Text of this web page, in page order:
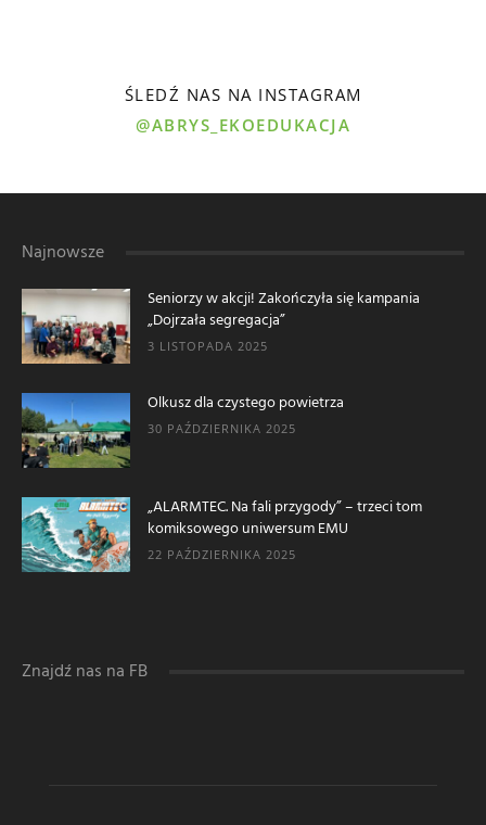
ŚLEDŹ NAS NA INSTAGRAM
@ABRYS_EKOEDUKACJA
Najnowsze
Seniorzy w akcji! Zakończyła się kampania
„Dojrzała segregacja”
3 LISTOPADA 2025
Olkusz dla czystego powietrza
30 PAŹDZIERNIKA 2025
„ALARMTEC. Na fali przygody” – trzeci tom
komiksowego uniwersum EMU
22 PAŹDZIERNIKA 2025
Znajdź nas na FB